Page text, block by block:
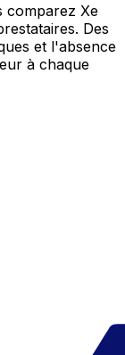
comparez Xe
Des
et l'absence
à chaque